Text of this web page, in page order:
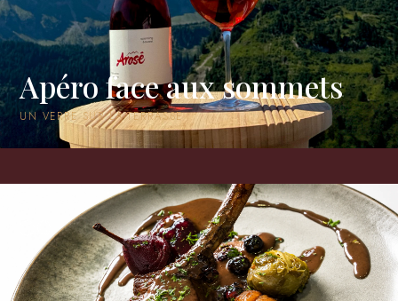
Apéro face aux sommets
UN VERRE SUR LA TERRASSE